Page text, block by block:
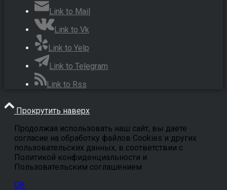
Link to Mail
Link to Vk
Link to Yelp
Link to Telegram
Link to Rss
Прокрутить наверх
Продолжая использовать наш сайт, вы даете
согласие на обработку файлов Cookies и других
пользовательских данных, в соответствии с
Политикой конфиденциальности и
Пользовательским соглашением
OK